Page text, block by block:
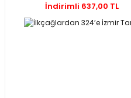
İndirimli 637,00 TL